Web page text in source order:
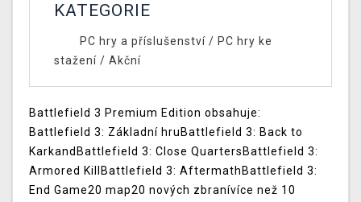
KATEGORIE
PC hry a příslušenství/ PC hry ke
stažení / Akční
Battlefield 3 Premium Edition obsahuje:
Battlefield 3: Základní hruBattlefield 3: Back to
KarkandBattlefield 3: Close QuartersBattlefield 3:
Armored KillBattlefield 3: AftermathBattlefield 3:
End Game20 map20 nových zbranívíce než 10